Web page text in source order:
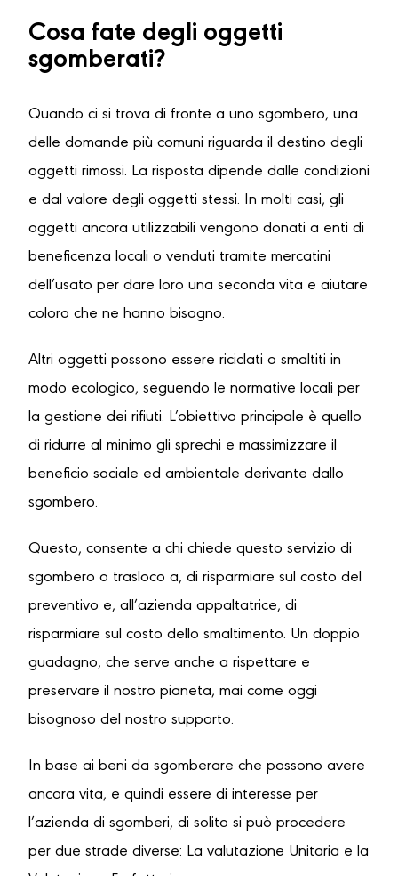
Cosa fate degli oggetti
sgomberati?
Quando ci si trova di fronte a uno sgombero, una
delle domande più comuni riguarda il destino degli
oggetti rimossi. La risposta dipende dalle condizioni
e dal valore degli oggetti stessi. In molti casi, gli
oggetti ancora utilizzabili vengono donati a enti di
beneficenza locali o venduti tramite mercatini
dell’usato per dare loro una seconda vita e aiutare
coloro che ne hanno bisogno.
Altri oggetti possono essere riciclati o smaltiti in
modo ecologico, seguendo le normative locali per
la gestione dei rifiuti. L’obiettivo principale è quello
di ridurre al minimo gli sprechi e massimizzare il
beneficio sociale ed ambientale derivante dallo
sgombero.
Questo, consente a chi chiede questo servizio di
sgombero o trasloco a, di risparmiare sul costo del
preventivo e, all’azienda appaltatrice, di
risparmiare sul costo dello smaltimento. Un doppio
guadagno, che serve anche a rispettare e
preservare il nostro pianeta, mai come oggi
bisognoso del nostro supporto.
In base ai beni da sgomberare che possono avere
ancora vita, e quindi essere di interesse per
l’azienda di sgomberi, di solito si può procedere
per due strade diverse: La valutazione Unitaria e la